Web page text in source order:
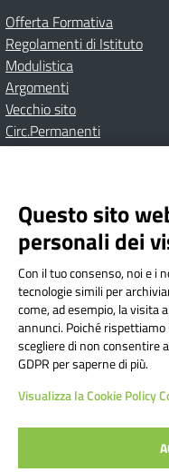
Offerta Formativa
Regolamenti di Istituto
Modulistica
Argomenti
Vecchio sito
Circ.Permanenti
Dichiarazione di
Istituto
Via Cesare Bollea n. 3
Codice Fiscale:
TOIC84200D |
Univoco: UFYI9M
Questo sito
personali dei
Con il tuo consenso, noi e i
tecnologie simili per
come, ad esempio, la visita
annunci. Poiché
scegliere di non consentire
GDPR per saperne di più.
Visualizza la Cookie Policy